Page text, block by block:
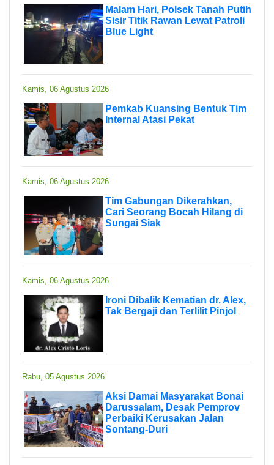
Malam Hari, Polsek Tanah Putih
Sisir Titik Rawan Lewat Patroli
Blue Light
Kamis, 06 Agustus 2026
Pemkab Kuansing Bentuk Tim
Internal Atasi Pekat
Kamis, 06 Agustus 2026
Tim Gabungan Dikerahkan,
Cari Seorang Bocah Hilang di
Sungai Siak
Kamis, 06 Agustus 2026
Ironi Dibalik Kematian dr. Alex,
Tak Bergaji dan Terlilit Pinjol
Rabu, 05 Agustus 2026
Aksi Damai Masyarakat Bonai
Darussalam, Desak Pemprov
Perbaiki Kerusakan Jalan
Sontang-Duri